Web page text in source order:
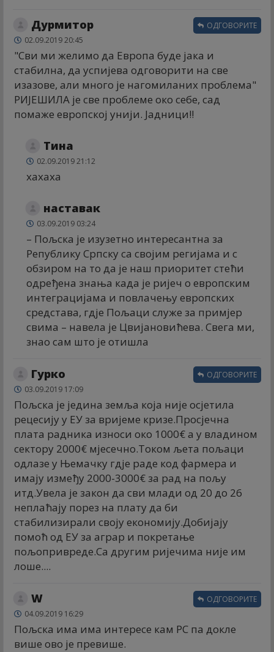
Дурмитор
02.09.2019 20:45
"Сви ми желимо да Европа буде јака и
стабилна, да успијева одговорити на све
изазове, али много је нагомиланих проблема"
РИЈЕШИЛА је све проблеме око себе, сад
помаже европској унији. Јадници!!
ОДГОВОРИТЕ
Тина
02.09.2019 21:12
хахаха
наставак
03.09.2019 03:24
– Пољска је изузетно интересантна за
Републику Српску са својим регијама и с
обзиром на то да је наш приоритет стећи
одређена знања када је ријеч о европским
интеграцијама и повлачењу европских
средстава, гдје Пољаци служе за примјер
свима – навела је Цвијановићева. Свега ми,
знао сам што је отишла
Гурко
03.09.2019 17:09
Пољска је једина земља која није осјетила
рецесију у ЕУ за вријеме кризе.Просјечна
плата радника износи око 1000€ а у владином
сектору 2000€ мјесечно.Током љета пољаци
одлазе у Њемачку гдје раде код фармера и
имају између 2000-3000€ за рад на пољу
итд.Увела је закон да сви млади од 20 до 26
неплаћају порез на плату да би
стабилизирали своју економију.Добијају
помоћ од ЕУ за аграр и покретање
пољопривреде.Са другим ријечима није им
лоше....
ОДГОВОРИТЕ
W
04.09.2019 16:29
Пољска има има интересе кам РС па докле
више ово је превише.
ОДГОВОРИТЕ